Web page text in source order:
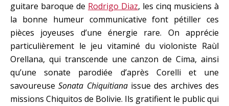
guitare baroque de Rodrigo Diaz, les cinq musiciens à
la bonne humeur communicative font pétiller ces
pièces joyeuses d’une énergie rare. On apprécie
particulièrement le jeu vitaminé du violoniste Raùl
Orellana, qui transcende une canzon de Cima, ainsi
qu’une sonate parodiée d’après Corelli et une
savoureuseSonata Chiquitianaissue des archives des
missions Chiquitos de Bolivie. Ils gratifient le public qui